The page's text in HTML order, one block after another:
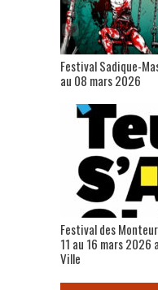
Festival Sadique-
au 08 mars 2026
Festival des
11 au 16 mars 2026
Ville